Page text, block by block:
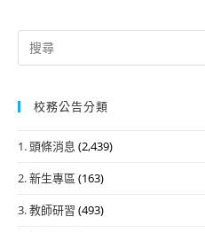
Search
for:
校務公告分類
1. 頭條消息 (2,439)
2. 新生專區 (163)
3. 教師研習 (493)